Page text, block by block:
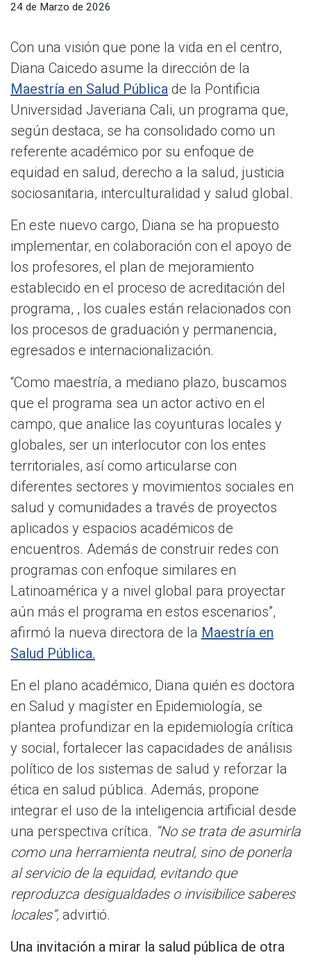
24 de Marzo de 2026
Con una visión que pone la vida en el centro,
Diana Caicedo asume la dirección de la
Maestría en Salud Pública de la Pontificia
Universidad Javeriana Cali, un programa que,
según destaca, se ha consolidado como un
referente académico por su enfoque de
equidad en salud, derecho a la salud, justicia
sociosanitaria, interculturalidad y salud global.
En este nuevo cargo, Diana se ha propuesto
implementar, en colaboración con el apoyo de
los profesores, el plan de mejoramiento
establecido en el proceso de acreditación del
programa, , los cuales están relacionados con
los procesos de graduación y permanencia,
egresados e internacionalización.
“Como maestría, a mediano plazo, buscamos
que el programa sea un actor activo en el
campo, que analice las coyunturas locales y
globales, ser un interlocutor con los entes
territoriales, así como articularse con
diferentes sectores y movimientos sociales en
salud y comunidades a través de proyectos
aplicados y espacios académicos de
encuentros. Además de construir redes con
programas con enfoque similares en
Latinoamérica y a nivel global para proyectar
aún más el programa en estos escenarios”,
afirmó la nueva directora de la Maestría en
Salud Pública.
En el plano académico, Diana quién es doctora
en Salud y magíster en Epidemiología, se
plantea profundizar en la epidemiología crítica
y social, fortalecer las capacidades de análisis
político de los sistemas de salud y reforzar la
ética en salud pública. Además, propone
integrar el uso de la inteligencia artificial desde
una perspectiva crítica. “No se trata de asumirla
como una herramienta neutral, sino de ponerla
al servicio de la equidad, evitando que
reproduzca desigualdades o invisibilice saberes
locales”, advirtió.
Una invitación a mirar la salud pública de otra